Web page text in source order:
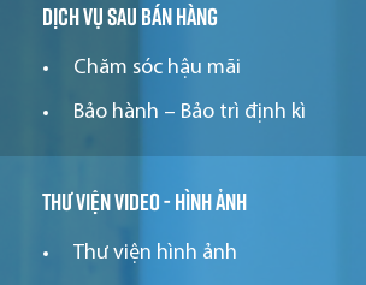
Dịch vụ sau bán hàng
Chăm sóc hậu mãi
Bảo hành – Bảo trì định kì
Thư viện video - hình ảnh
Thư viện hình ảnh